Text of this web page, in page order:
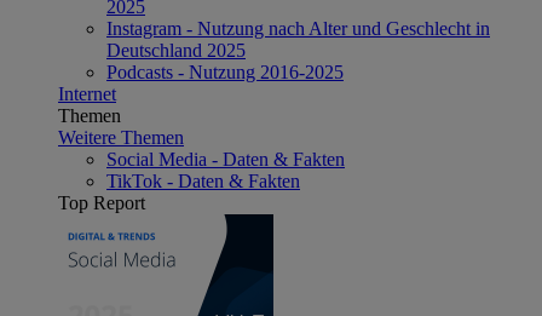
2025
Instagram - Nutzung nach Alter und Geschlecht in
Deutschland 2025
Podcasts - Nutzung 2016-2025
Internet
Themen
Weitere Themen
Social Media - Daten & Fakten
TikTok - Daten & Fakten
Top Report